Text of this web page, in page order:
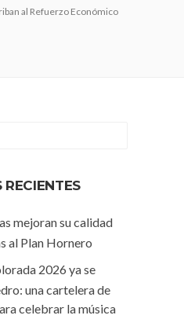
al Refuerzo Económico
mejoran su calidad
al Plan Hornero
2026 ya se
una cartelera de
celebrar la música